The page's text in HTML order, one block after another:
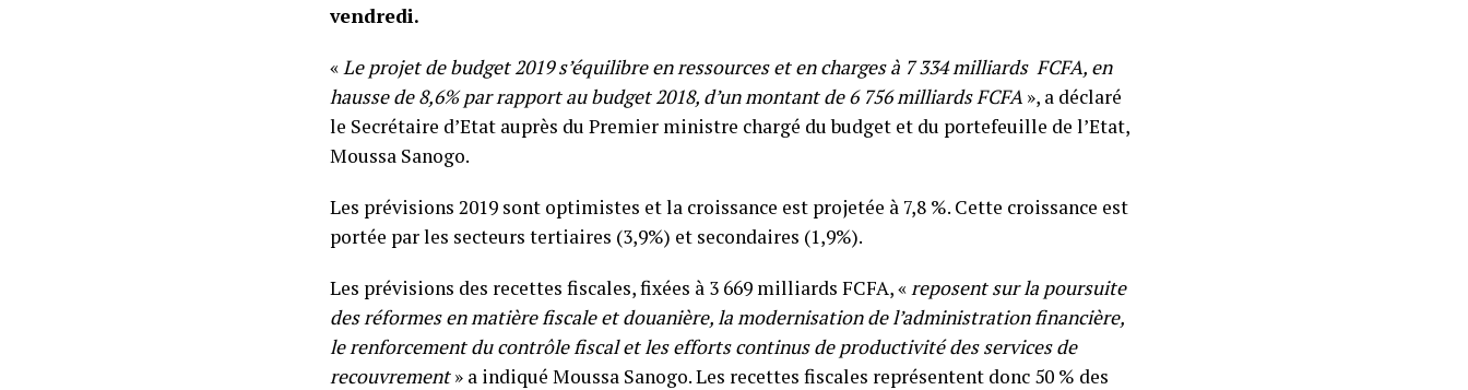
vendredi.
«Le projet de budget 2019 s’équilibre en ressources et en charges à 7 334 milliards FCFA, en
hausse de 8,6% par rapport au budget 2018, d’un montant de 6 756 milliards FCFA », a déclaré
le Secrétaire d’Etat auprès du Premier ministre chargé du budget et du portefeuille de l’Etat,
Moussa Sanogo.
Les prévisions 2019 sont optimistes et la croissance est projetée à 7,8 %. Cette croissance est
portée par les secteurs tertiaires (3,9%) et secondaires (1,9%).
Les prévisions des recettes fiscales, fixées à 3 669 milliards FCFA, «reposent sur la poursuite
des réformes en matière fiscale et douanière, la modernisation de l’administration financière,
le renforcement du contrôle fiscal et les efforts continus de productivité des services de
recouvrement» a indiqué Moussa Sanogo. Les recettes fiscales représentent donc 50 % des